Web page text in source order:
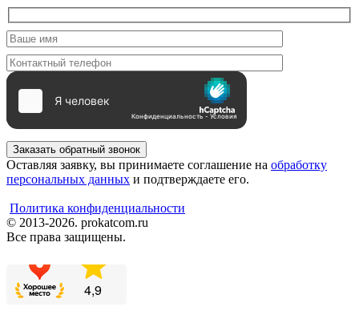
Заказать обратный звонок
Оставляя заявку, вы принимаете соглашение на обработку
персональных данных и подтверждаете его.
Политика конфиденциальности
© 2013-2026. prokatcom.ru
Все права защищены.